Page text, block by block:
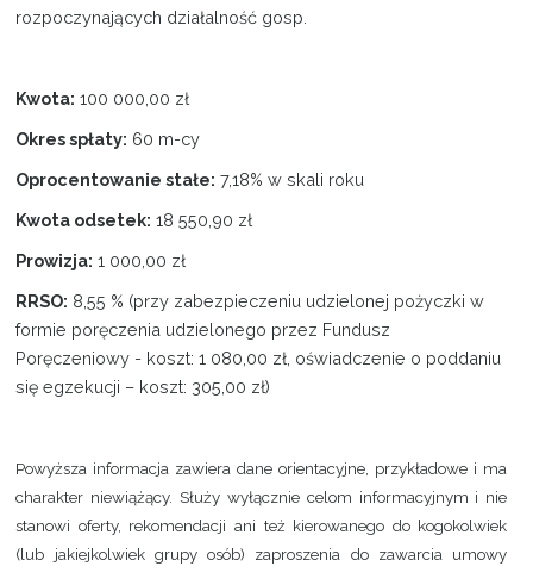
rozpoczynających działalność gosp.
Kwota: 100 000,00 zł
Okres spłaty: 60 m-cy
Oprocentowanie stałe: 7,18% w skali roku
Kwota odsetek: 18 550,90 zł
Prowizja: 1 000,00 zł
RRSO: 8,55 % (przy zabezpieczeniu udzielonej pożyczki w
formie poręczenia udzielonego przez Fundusz
Poręczeniowy - koszt: 1 080,00 zł, oświadczenie o poddaniu
się egzekucji – koszt: 305,00 zł)
Powyższa informacja zawiera dane orientacyjne, przykładowe i ma
charakter niewiążący. Służy wyłącznie celom informacyjnym i nie
stanowi oferty, rekomendacji ani też kierowanego do kogokolwiek
(lub jakiejkolwiek grupy osób) zaproszenia do zawarcia umowy